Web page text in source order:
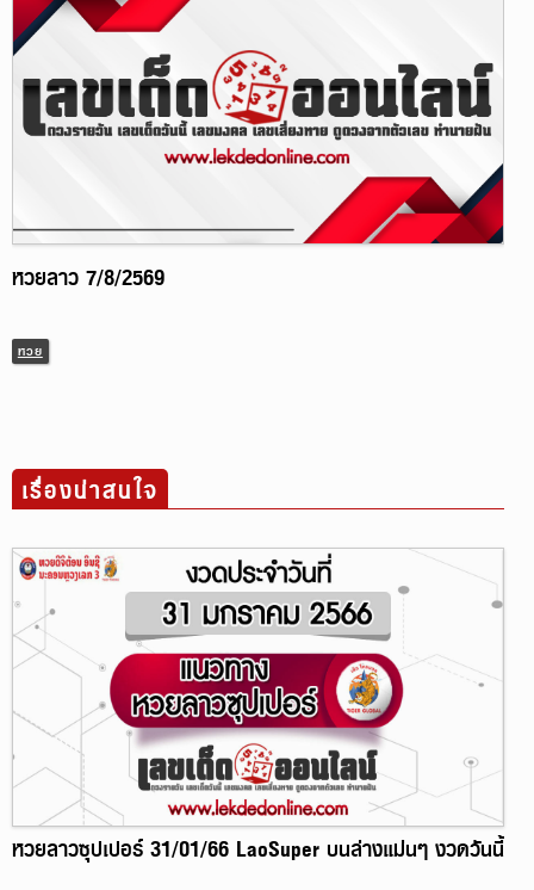
หวยลาว 7/8/2569
หวย
เรื่องน่าสนใจ
หวยลาวซุปเปอร์ 31/01/66 LaoSuper บนล่างแม่นๆ งวดวันนี้